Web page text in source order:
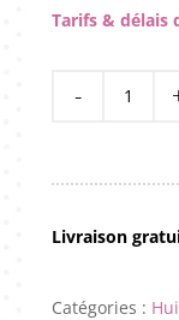
Tarifs & délais
Livraison
Catégories :